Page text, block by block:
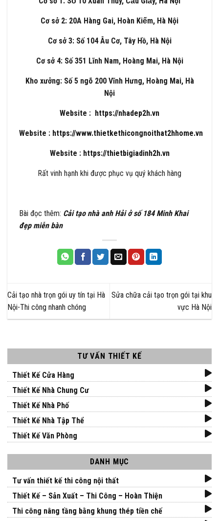
TƯ VẤN THIẾT KẾ
Thiết Kế Cửa Hàng
Thiết Kế Nhà Chung Cư
Thiết Kế Nhà Phố
Thiết Kế Nhà Tập Thể
Thiết Kế Văn Phòng
DANH MỤC
Tư vấn thiết kế thi công nội thất
Thiết Kế – Sản Xuất – Thi Công – Hoàn Thiện
Thi công nâng tầng bằng khung thép tiền chế
Cơ sở 2: 20A Hàng Gai, Hoàn Kiếm, Hà Nội
Cơ sở 3: Số 104 Âu Cơ, Tây Hồ, Hà Nội
Cơ sở 4: Số 351 Lĩnh Nam, Hoàng Mai, Hà Nội
Kho xưởng: Số 5 ngõ 200 Vĩnh Hưng, Hoàng Mai, Hà
Nội
Website : https://nhadep2h.vn
Website : https://www.thietkethicongnoithat2hhome.vn
Website : https://thietbigiadinh2h.vn
Rất vinh hạnh khi được phục vụ quý khách hàng
Bài đọc thêm: Cải tạo nhà anh Hải ở số 184 Minh Khai
đẹp miễn bàn
Cải tạo nhà trọn gói uy tín tại Hà
Nội-Thi công nhanh chóng
Sửa chữa cải tạo trọn gói tại khu
vực Hà Nội